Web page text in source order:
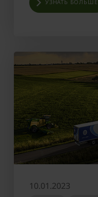
УЗНАТЬ БОЛЬШЕ
10.01.2023